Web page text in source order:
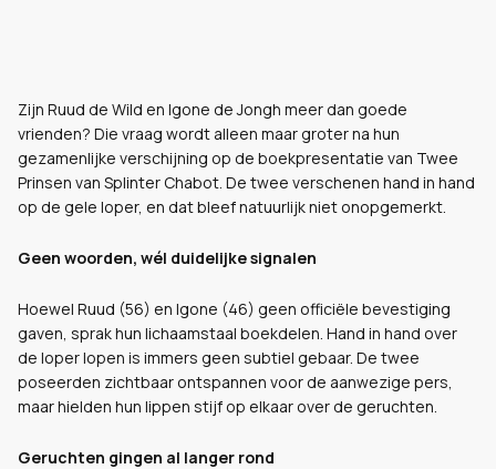
Zijn Ruud de Wild en Igone de Jongh meer dan goede
vrienden? Die vraag wordt alleen maar groter na hun
gezamenlijke verschijning op de boekpresentatie van Twee
Prinsen van Splinter Chabot. De twee verschenen hand in hand
op de gele loper, en dat bleef natuurlijk niet onopgemerkt.
Geen woorden, wél duidelijke signalen
Hoewel Ruud (56) en Igone (46) geen officiële bevestiging
gaven, sprak hun lichaamstaal boekdelen. Hand in hand over
de loper lopen is immers geen subtiel gebaar. De twee
poseerden zichtbaar ontspannen voor de aanwezige pers,
maar hielden hun lippen stijf op elkaar over de geruchten.
Geruchten gingen al langer rond